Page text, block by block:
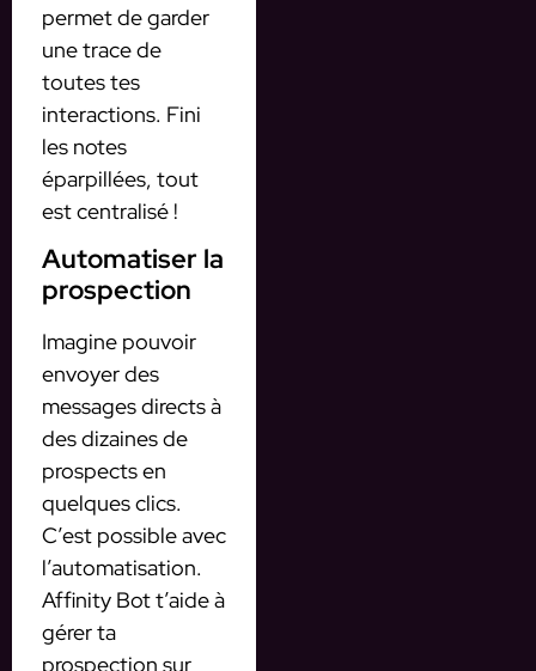
permet de garder
une trace de
toutes tes
interactions. Fini
les notes
éparpillées, tout
est centralisé !
Automatiser la
prospection
Imagine pouvoir
envoyer des
messages directs à
des dizaines de
prospects en
quelques clics.
C’est possible avec
l’automatisation.
Affinity Bot t’aide à
gérer ta
prospection sur